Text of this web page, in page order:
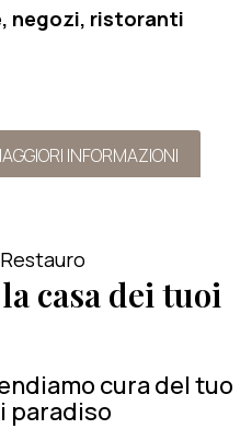
negozi, ristoranti
INFORMAZIONI
casa dei tuoi
cura del tuo
paradiso